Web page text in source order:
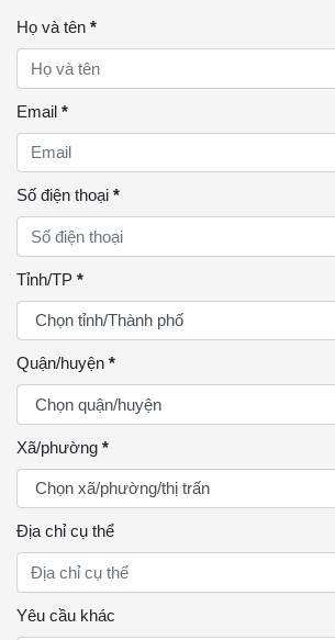
Họ và tên *
Email *
Số điện thoại *
Tỉnh/TP *
Quận/huyện *
Xã/phường *
Địa chỉ cụ thể
Yêu cầu khác